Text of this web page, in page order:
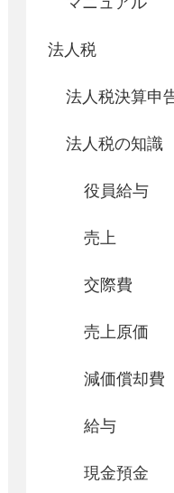
法人税
法人税決算申
法人税の知識
役員給与
売上
交際費
売上原価
減価償却費
給与
現金預金